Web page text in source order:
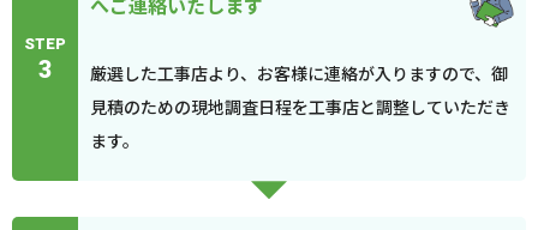
STEP
3
厳選した工事店より、お客様に連絡が入りますので、御
見積のための現地調査日程を工事店と調整していただき
ます。